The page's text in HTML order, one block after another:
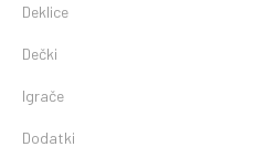
Deklice
Dečki
Igrače
Dodatki